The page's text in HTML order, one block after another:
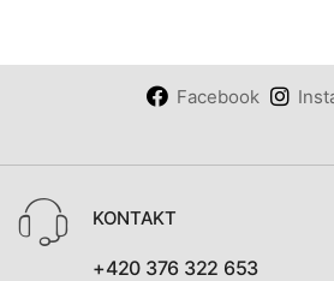
Facebook
KONTAKT
+420 376 322 653